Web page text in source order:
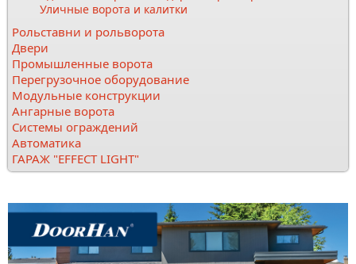
Уличные ворота и калитки
Рольставни и рольворота
Двери
Промышленные ворота
Перегрузочное оборудование
Модульные конструкции
Ангарные ворота
Системы ограждений
Автоматика
ГАРАЖ "EFFECT LIGHT"